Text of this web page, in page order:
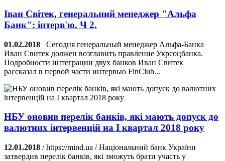
Іван Світек, генеральний менеджер "Альфа
Банк": інтерв'ю. Ч 2.
01.02.2018
Сегодня генеральный менеджер Альфа-Банка
Иван Свитек должен возглавить правление Укрсоцбанка.
Подробности интеграции двух банков Иван Свитек
рассказал в первой части интервью FinClub...
НБУ оновив перелік банків, які мають допуск до
валютних інтервенцій на І квартал 2018 року
12.01.2018 / https://mind.ua / Національний банк України
затвердив перелік банків, які зможуть брати участь у